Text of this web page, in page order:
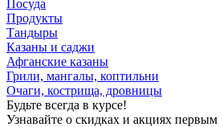
Посуда
Продукты
Тандыры
Казаны и саджи
Афганские казаны
Грили, мангалы, коптильни
Очаги, кострища, дровницы
Будьте всегда в курсе!
Узнавайте о скидках и акциях первым